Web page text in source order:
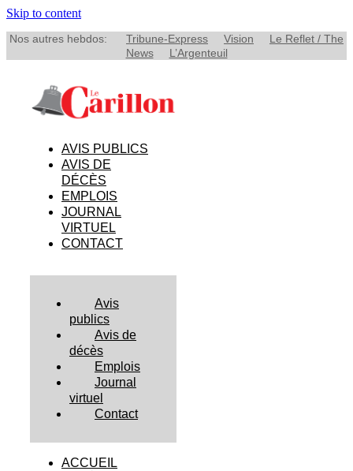
Skip to content
Nos autres hebdos: Tribune-Express Vision
Le Reflet / The
News
L’Argenteuil
AVIS PUBLICS
AVIS DE
DÉCÈS
EMPLOIS
JOURNAL
VIRTUEL
CONTACT
Avis
publics
Avis de
décès
Emplois
Journal
virtuel
Contact
ACCUEIL